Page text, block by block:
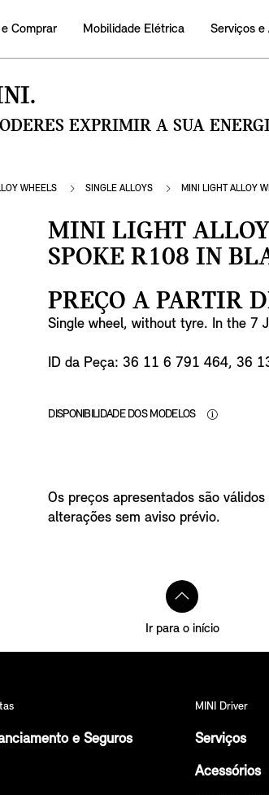
Comprar Mobilidade Elétrica Serviços e
EXPRIMIR A SUA
WHEELS SINGLE ALLOYS MINI LIGHT ALLOY
MINI LIGHT
SPOKE R108 IN
PREÇO A PARTIR
Single wheel, without tyre. In the 7
ID da Peça: 36 11 6 791 464, 36
DISPONIBILIDADE DOS MODELOS
Os preços apresentados são
alterações sem aviso prévio.
Ir para o início
e Seguros
MINI Driver
Serviços
Acessórios